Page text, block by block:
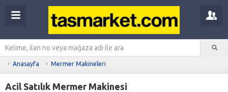
Anasayfa Mermer Makineleri
Acil Satılık Mermer Makinesi